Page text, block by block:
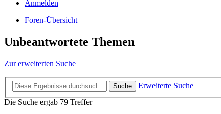
Anmelden
Foren-Übersicht
Unbeantwortete Themen
Zur erweiterten Suche
Suche
Erweiterte Suche
Die Suche ergab 79 Treffer